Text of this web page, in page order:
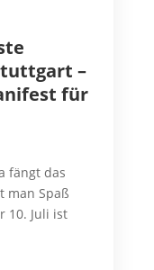
–
für
fängt das
man Spaß
10. Juli ist